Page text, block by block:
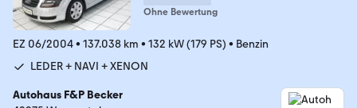
Ohne Bewertung
EZ 06/2004• 137.038 km • 132 kW (179 PS) • Benzin
LEDER + NAVI + XENON
Autohaus F&P Becker